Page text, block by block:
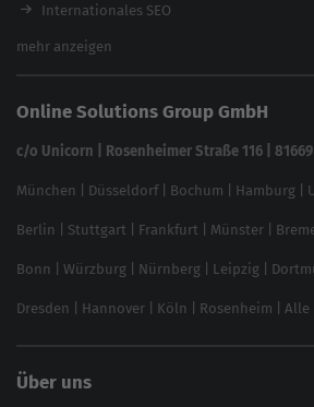
Brand Protection Tool
Website SEO Check
feed2content.ai
Internationales SEO
eCommerce SEO
In ChatGPT gefunden werden
Linkbuilding 2025
Local SEO
SEO für Online Shops
Brand Monitoring 2025
mehr anzeigen
Online Solutions Group GmbH
c/o Unicorn | Rosenheimer Straße 116 |
München Düsseldorf| Bochum Hamburg
Berlin Stuttgart Frankfurt Münster
Bonn Würzburg Nürnberg Leipzig
Dresden Hannover Köln Rosenheim Alle
Über uns